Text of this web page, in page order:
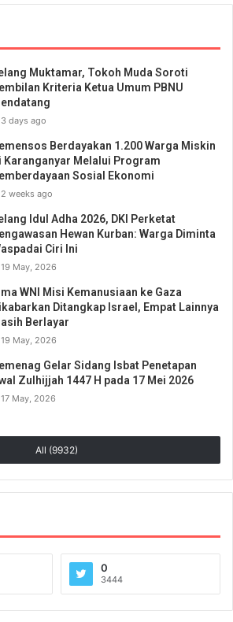
Muktamar, Tokoh Muda Soroti
Kriteria Ketua Umum PBNU
3 days ago
Berdayakan 1.200 Warga Miskin
Karanganyar Melalui Program
Sosial Ekonomi
2 weeks ago
Idul Adha 2026, DKI Perketat
Hewan Kurban: Warga Diminta
Ciri Ini
19 May, 2026
WNI Misi Kemanusiaan ke Gaza
Ditangkap Israel, Empat Lainnya
Berlayar
19 May, 2026
Gelar Sidang Isbat Penetapan
Zulhijjah 1447 H pada 17 Mei 2026
17 May, 2026
All (9932)
0
3444